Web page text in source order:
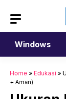
isi
Windows
Home » Edukasi »
+ Aman)